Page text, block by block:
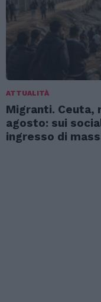
ATTUALITÀ
Migranti. Ceuta,
agosto: sui
ingresso di